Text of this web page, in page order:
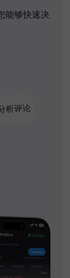
析评论
能够快速决